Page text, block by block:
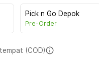
Pick n Go Depok
Pre-Order
(COD)